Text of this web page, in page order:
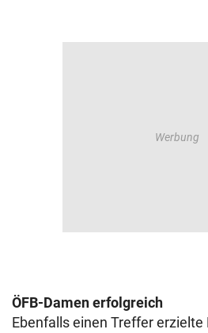
ÖFB-Damen erfolgreich
Ebenfalls einen Treffer erzielte